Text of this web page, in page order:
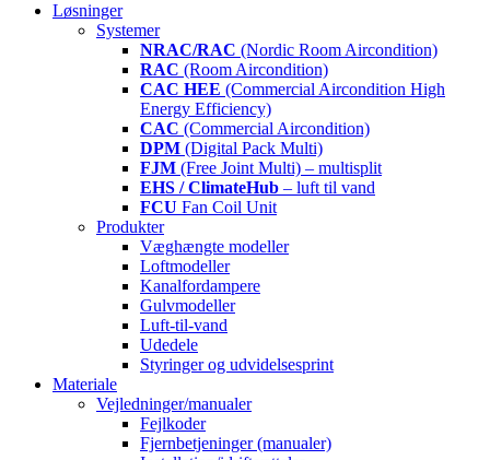
Løsninger
Systemer
NRAC/RAC (Nordic Room Aircondition)
RAC (Room Aircondition)
CAC HEE (Commercial Aircondition High
Energy Efficiency)
CAC (Commercial Aircondition)
DPM (Digital Pack Multi)
FJM (Free Joint Multi) – multisplit
EHS / ClimateHub – luft til vand
FCU Fan Coil Unit
Produkter
Væghængte modeller
Loftmodeller
Kanalfordampere
Gulvmodeller
Luft-til-vand
Udedele
Styringer og udvidelsesprint
Materiale
Vejledninger/manualer
Fejlkoder
Fjernbetjeninger (manualer)